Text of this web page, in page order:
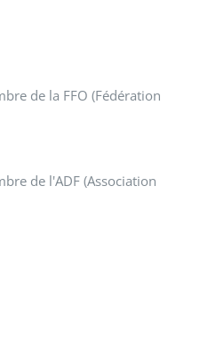
de la FFO (Fédération
de l'ADF (Association